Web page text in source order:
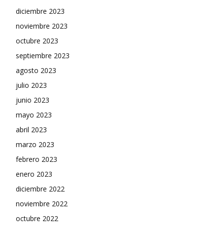
diciembre 2023
noviembre 2023
octubre 2023
septiembre 2023
agosto 2023
julio 2023
junio 2023
mayo 2023
abril 2023
marzo 2023
febrero 2023
enero 2023
diciembre 2022
noviembre 2022
octubre 2022